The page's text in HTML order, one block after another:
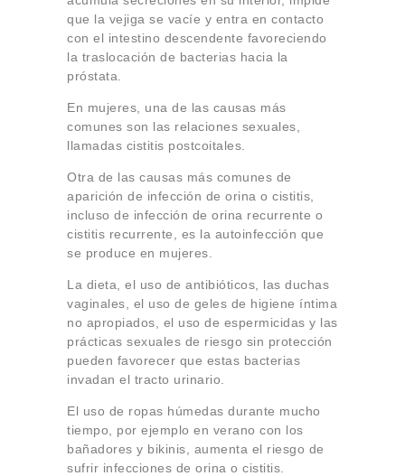
que la vejiga se vacíe y entra en contacto
con el intestino descendente favoreciendo
la traslocación de bacterias hacia la
próstata.
En mujeres, una de las causas más
comunes son las relaciones sexuales,
llamadas cistitis postcoitales.
Otra de las causas más comunes de
aparición de infección de orina o cistitis,
incluso de infección de orina recurrente o
cistitis recurrente, es la autoinfección que
se produce en mujeres.
La dieta, el uso de antibióticos, las duchas
vaginales, el uso de geles de higiene íntima
no apropiados, el uso de espermicidas y las
prácticas sexuales de riesgo sin protección
pueden favorecer que estas bacterias
invadan el tracto urinario.
El uso de ropas húmedas durante mucho
tiempo, por ejemplo en verano con los
bañadores y bikinis, aumenta el riesgo de
sufrir infecciones de orina o cistitis.